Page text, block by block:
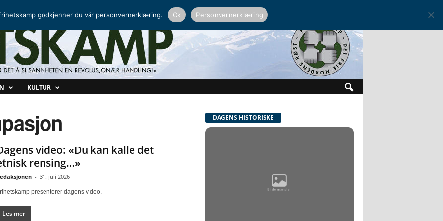
KULTUR
video: «Du kan kalle det
rensing…»
- 31. juli 2026
presenterer dagens video.
Les mer
DAGENS HISTORISKE
godkjenner du vår personvernerklæring. Ok Personvernerklæring